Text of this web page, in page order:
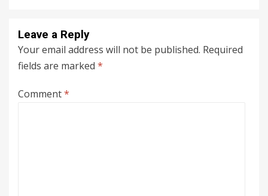
Leave a Reply
Your email address will not be published. Required
fields are marked *
Comment*